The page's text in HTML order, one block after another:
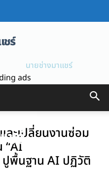
นายช่างมาแชร์
ads
ละเปลี่ยนงานซ่อม
“AI
พื้นฐาน AI ปฏิวัติ